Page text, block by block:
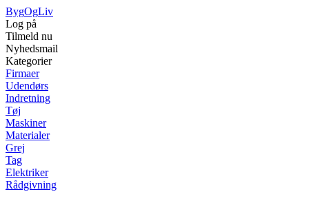
BygOgLiv
Log på
Tilmeld nu
Nyhedsmail
Kategorier
Firmaer
Udendørs
Indretning
Tøj
Maskiner
Materialer
Grej
Tag
Elektriker
Rådgivning